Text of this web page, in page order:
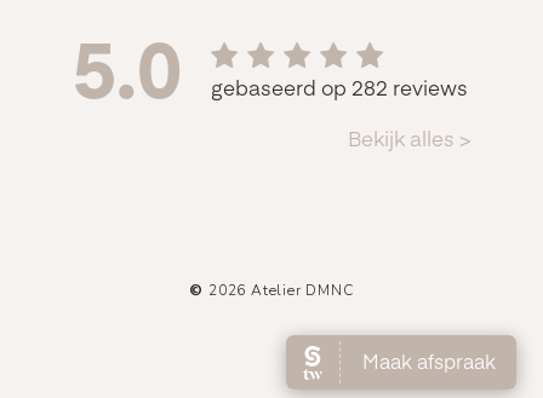
© 2026 Atelier DMNC